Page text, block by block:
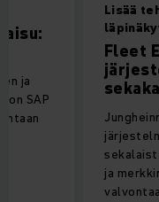
Lisää
Fleet
ja
ja
SAP